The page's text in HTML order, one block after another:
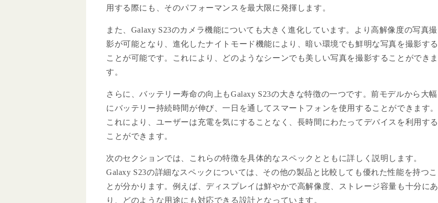
用する際にも、そのパフォーマンスを最大限に発揮します。
また、Galaxy S23のカメラ機能についても大きく進化しています。より高解像度の写真撮
影が可能となり、進化したナイトモード機能により、暗い環境でも鮮明な写真を撮影する
ことが可能です。これにより、どのようなシーンでも美しい写真を撮影することができま
す。
さらに、バッテリー寿命の向上もGalaxy S23の大きな特徴の一つです。前モデルから大幅
にバッテリー持続時間が伸び、一日を通してスマートフォンを使用することができます。
これにより、ユーザーは充電を気にすることなく、長時間にわたってデバイスを利用する
ことができます。
次のセクションでは、これらの特徴を具体的なスペックとともに詳しく説明します。
Galaxy S23の詳細なスペックについては、その他の製品と比較しても優れた性能を持つこ
とが分かります。例えば、ディスプレイは鮮やかで高解像度、ストレージ容量も十分にあ
り、どのような用途にも対応できる設計となっています。